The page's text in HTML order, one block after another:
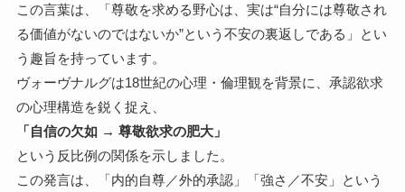
この言葉は、「尊敬を求める野心は、実は“自分には尊敬され
る価値がないのではないか”という不安の裏返しである」とい
う趣旨を持っています。
ヴォーヴナルグは18世紀の心理・倫理観を背景に、承認欲求
の心理構造を鋭く捉え、
「自信の欠如 → 尊敬欲求の肥大」
という反比例の関係を示しました。
この発言は、「内的自尊／外的承認」「強さ／不安」という